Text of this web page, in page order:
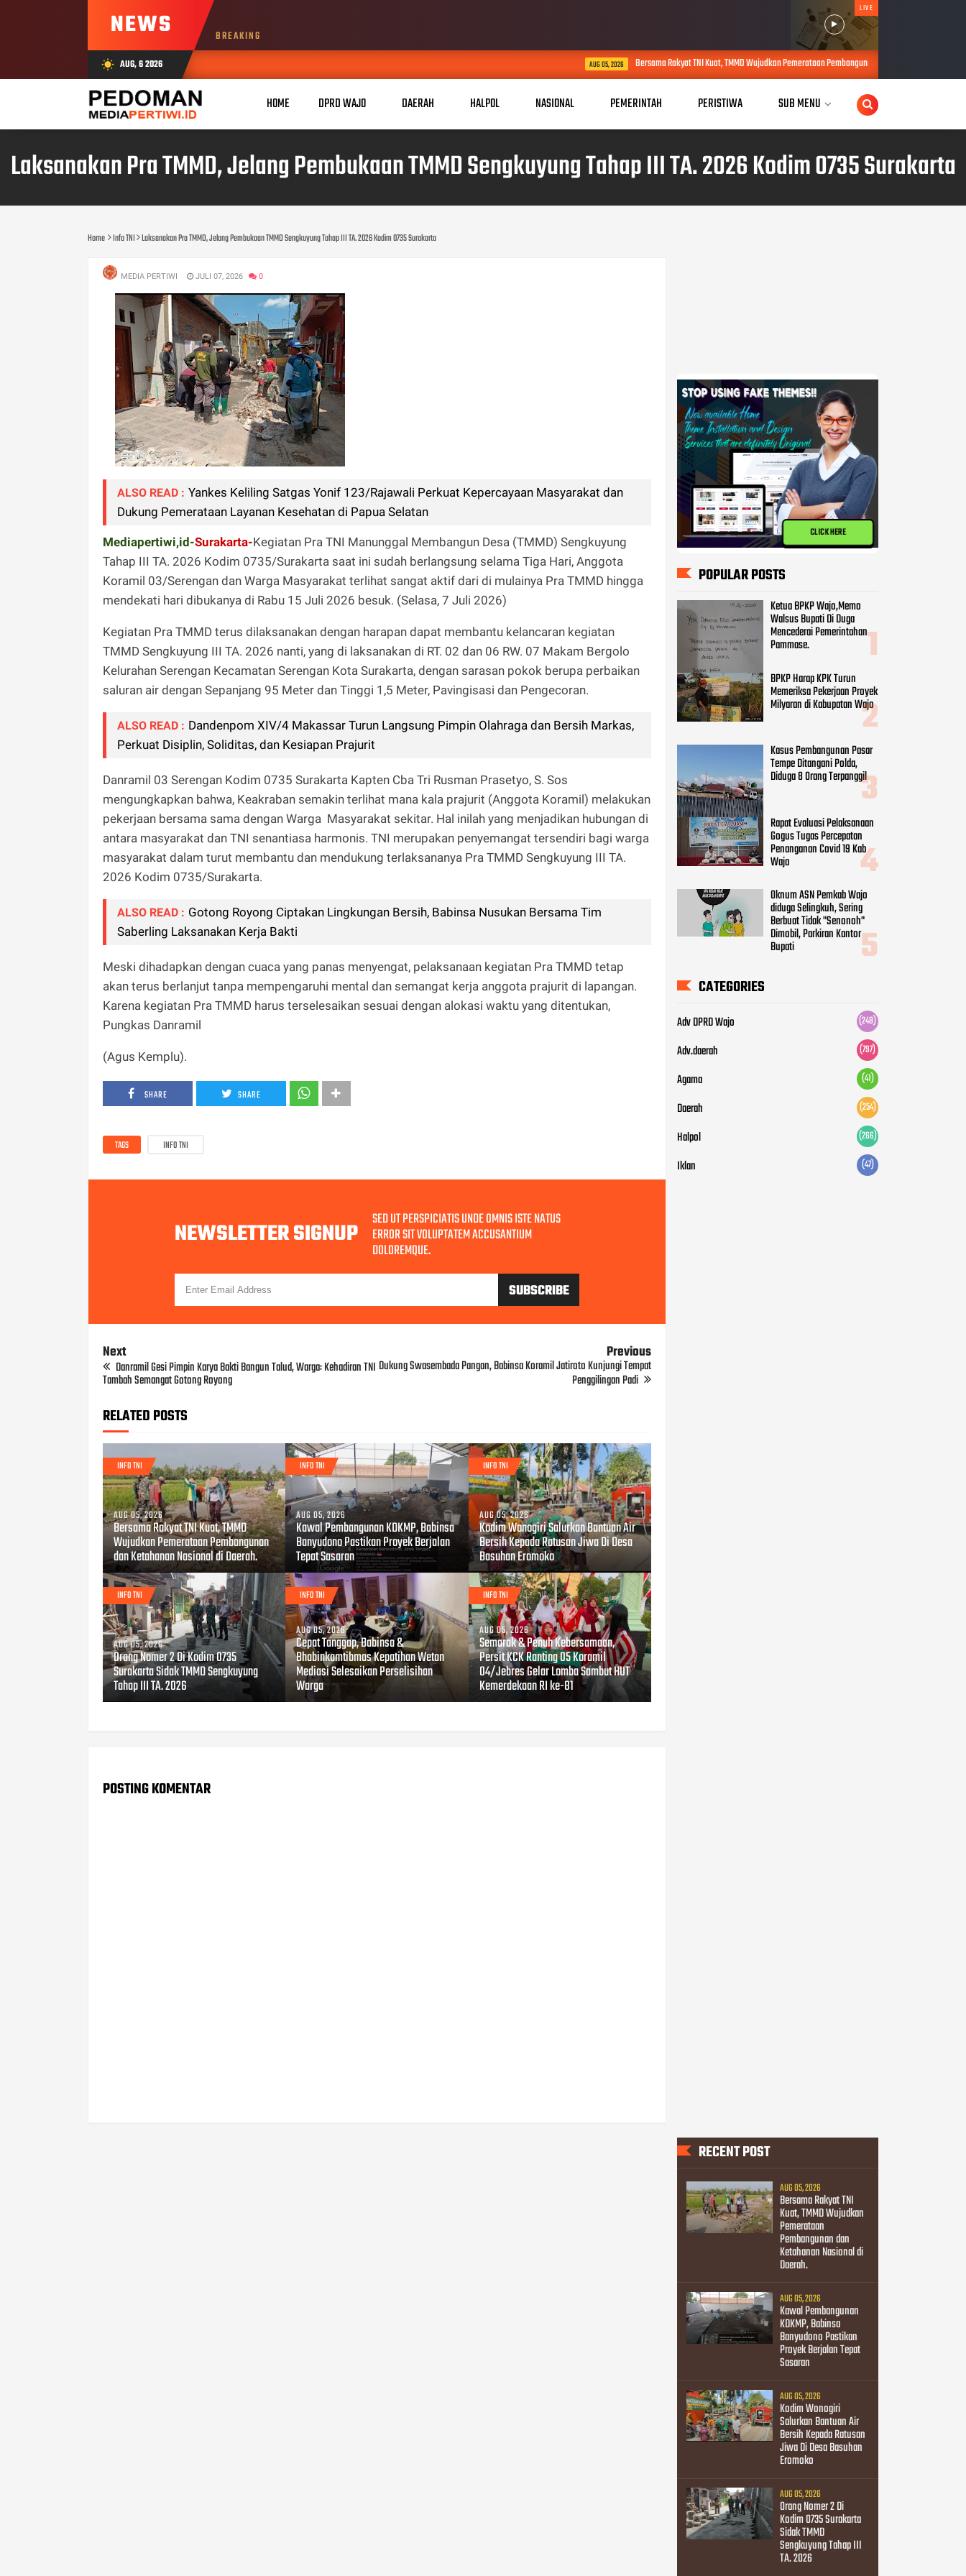
NEWS BREAKING
LIVE
wb_sunny AUG, 6 2026 Bersama Rakyat TNI Kuat, TMMD Wujudkan Pemerataan Pembangunan dan Ketahanan Nasional di Daerah.
HOME DPRD WAJO DAERAH HALPOL NASIONAL PEMERINTAH PERISTIWA SUB MENU
Laksanakan Pra TMMD, Jelang Pembukaan TMMD Sengkuyung Tahap III TA. 2026 Kodim 0735 Surakarta
Home Info TNI Laksanakan Pra TMMD, Jelang Pembukaan TMMD Sengkuyung Tahap III TA. 2026 Kodim 0735 Surakarta
MEDIA PERTIWI JULI 07, 2026 0
ALSO READ : Yankes Keliling Satgas Yonif 123/Rajawali Perkuat Kepercayaan Masyarakat dan
Dukung Pemerataan Layanan Kesehatan di Papua Selatan
Mediapertiwi,id-Surakarta-Kegiatan Pra TNI Manunggal Membangun Desa (TMMD) Sengkuyung
Tahap III TA. 2026 Kodim 0735/Surakarta saat ini sudah berlangsung selama Tiga Hari, Anggota
Koramil 03/Serengan dan Warga Masyarakat terlihat sangat aktif dari di mulainya Pra TMMD hingga
mendekati hari dibukanya di Rabu 15 Juli 2026 besuk. (Selasa, 7 Juli 2026)
Kegiatan Pra TMMD terus dilaksanakan dengan harapan dapat membantu kelancaran kegiatan
TMMD Sengkuyung III TA. 2026 nanti, yang di laksanakan di RT. 02 dan 06 RW. 07 Makam Bergolo
Kelurahan Serengan Kecamatan Serengan Kota Surakarta, dengan sarasan pokok berupa perbaikan
saluran air dengan Sepanjang 95 Meter dan Tinggi 1,5 Meter, Pavingisasi dan Pengecoran.
ALSO READ : Dandenpom XIV/4 Makassar Turun Langsung Pimpin Olahraga dan Bersih Markas,
Perkuat Disiplin, Soliditas, dan Kesiapan Prajurit
Danramil 03 Serengan Kodim 0735 Surakarta Kapten Cba Tri Rusman Prasetyo, S. Sos
mengungkapkan bahwa, Keakraban semakin terlihat mana kala prajurit (Anggota Koramil) melakukan
pekerjaan bersama sama dengan Warga Masyarakat sekitar. Hal inilah yang menjadikan hubungan di
antara masyarakat dan TNI senantiasa harmonis. TNI merupakan penyemangat tersendiri bagi warga
masyarakat dalam turut membantu dan mendukung terlaksananya Pra TMMD Sengkuyung III TA.
2026 Kodim 0735/Surakarta.
ALSO READ : Gotong Royong Ciptakan Lingkungan Bersih, Babinsa Nusukan Bersama Tim
Saberling Laksanakan Kerja Bakti
Meski dihadapkan dengan cuaca yang panas menyengat, pelaksanaan kegiatan Pra TMMD tetap
akan terus berlanjut tanpa mempengaruhi mental dan semangat kerja anggota prajurit di lapangan.
Karena kegiatan Pra TMMD harus terselesaikan sesuai dengan alokasi waktu yang ditentukan,
Pungkas Danramil
(Agus Kemplu).
SHARE SHARE
TAGS INFO TNI
NEWSLETTER SIGNUP SED UT PERSPICIATIS UNDE OMNIS ISTE NATUS
ERROR SIT VOLUPTATEM ACCUSANTIUM
DOLOREMQUE.
Next
Danramil Gesi Pimpin Karya Bakti Bangun Talud, Warga: Kehadiran TNI
Tambah Semangat Gotong Royong
Previous
Dukung Swasembada Pangan, Babinsa Koramil Jatiroto Kunjungi Tempat
Penggilingan Padi
RELATED POSTS
INFO TNI
AUG 05, 2026
Bersama Rakyat TNI Kuat, TMMD
Wujudkan Pemerataan Pembangunan
dan Ketahanan Nasional di Daerah.
INFO TNI
AUG 05, 2026
Kawal Pembangunan KDKMP, Babinsa
Banyudono Pastikan Proyek Berjalan
Tepat Sasaran
INFO TNI
AUG 05, 2026
Kodim Wonogiri Salurkan Bantuan Air
Bersih Kepada Ratusan Jiwa Di Desa
Basuhan Eromoko
INFO TNI
AUG 05, 2026
Orang Nomer 2 Di Kodim 0735
Surakarta Sidak TMMD Sengkuyung
Tahap III TA. 2026
INFO TNI
AUG 05, 2026
Cepat Tanggap, Babinsa &
Bhabinkamtibmas Kepatihan Wetan
Mediasi Selesaikan Perselisihan
Warga
INFO TNI
AUG 05, 2026
Semarak & Penuh Kebersamaan,
Persit KCK Ranting 05 Koramil
04/Jebres Gelar Lomba Sambut HUT
Kemerdekaan RI ke-81
POSTING KOMENTAR
CLICK HERE
POPULAR POSTS
Ketua BPKP Wajo,Memo
Walsus Bupati Di Duga
Mencederai Pemerintahan
Pammase.
BPKP Harap KPK Turun
Memeriksa Pekerjaan Proyek
Milyaran di Kabupatan Wajo
Kasus Pembangunan Pasar
Tempe Ditangani Polda,
Diduga 8 Orang Terpanggil
Rapat Evaluasi Pelaksanaan
Gogus Tugas Percepatan
Penanganan Covid 19 Kab
Wajo
Oknum ASN Pemkab Wajo
diduga Selingkuh, Sering
Berbuat Tidak "Senonoh"
Dimobil, Parkiran Kantor
Bupati
CATEGORIES
Adv DPRD Wajo (248)
Adv.daerah (797)
Agama (41)
Daerah (254)
Halpol (266)
Iklan (47)
RECENT POST
AUG 05, 2026
Bersama Rakyat TNI
Kuat, TMMD Wujudkan
Pemerataan
Pembangunan dan
Ketahanan Nasional di
Daerah.
AUG 05, 2026
Kawal Pembangunan
KDKMP, Babinsa
Banyudono Pastikan
Proyek Berjalan Tepat
Sasaran
AUG 05, 2026
Kodim Wonogiri
Salurkan Bantuan Air
Bersih Kepada Ratusan
Jiwa Di Desa Basuhan
Eromoko
AUG 05, 2026
Orang Nomer 2 Di
Kodim 0735 Surakarta
Sidak TMMD
Sengkuyung Tahap III
TA. 2026